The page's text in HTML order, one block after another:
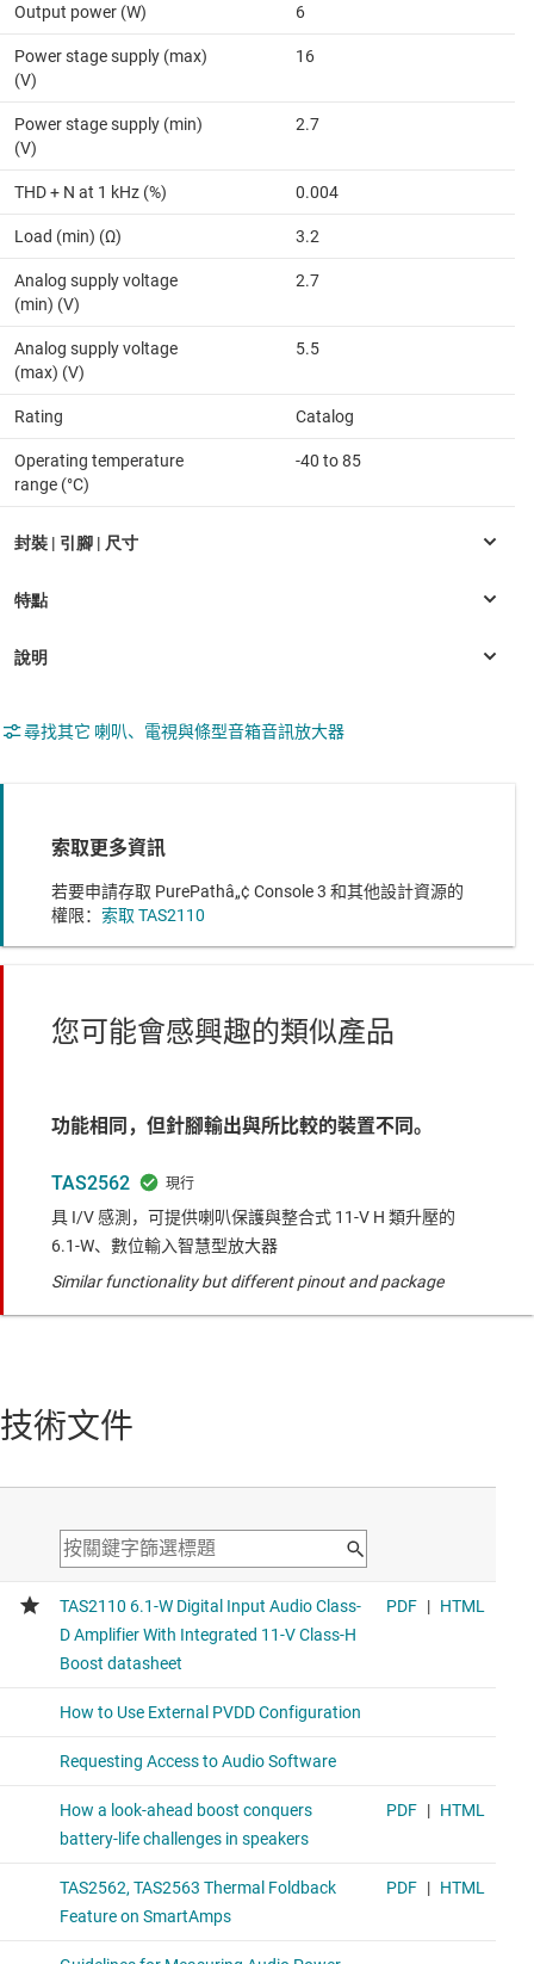
Output power (W) 6
Power stage supply (max)
(V)
16
Power stage supply (min)
(V)
2.7
THD + N at 1 kHz (%) 0.004
Load (min) (Ω) 3.2
Analog supply voltage
(min) (V)
2.7
Analog supply voltage
(max) (V)
5.5
Rating Catalog
Operating temperature
range (°C)
-40 to 85
尋找其它 喇叭、電視與條型音箱音訊放大器
索取更多資訊
若要申請存取 PurePathâ„¢ Console 3 和其他設計資源的
權限： 索取 TAS2110
您可能會感興趣的類似產品
功能相同，但針腳輸出與所比較的裝置不同。
TAS2562
具 I/V 感測，可提供喇叭保護與整合式 11-V H 類升壓的
6.1-W、數位輸入智慧型放大器
Similar functionality but different pinout and package
技術文件